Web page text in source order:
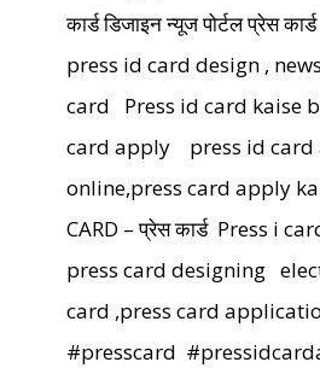
कार्ड डिजाइन न्यूज पोर्टल प्रेस कार्ड
press id card design ,
card
Press id card kaise
card apply
press id
online,press card apply
CARD – प्रेस कार्ड Press i
press card designing
card ,press card
#presscard